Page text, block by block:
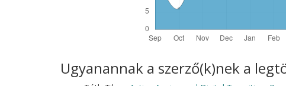
Ugyanannak a szerző(k)nek a